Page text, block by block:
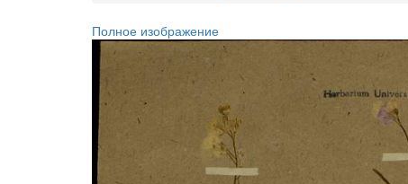
Полное изображение